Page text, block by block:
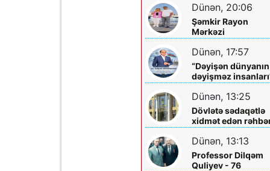
Dünən, 20:06
Şəmkir Rayon
Mərkəzi
Xəstəxanasının
həkimi Ceyhun
Rəsulov və arvadı
Arzu Əskərovanın
icra etdiyi mioma
əməliyyatından
sonra qadının
ölümü ilə bağlı
Şəmkir rayon
araşdırma aparılır
Dünən, 17:57
“Dəyişən dünyanın
dəyişməz
layihəsində...
Dünən, 13:25
Dövlətə sədaqətlə
xidmət edən
Şəmkir Elektrik
Şəbəkəsinin rəisi
Mehman Xəlilovun
fəaliyyəti
Dünən, 13:13
Professor Dilqəm
Quliyev - 76